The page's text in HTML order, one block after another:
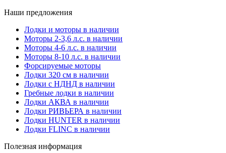
Наши предложения
Лодки и моторы в наличии
Моторы 2-3,6 л.с. в наличии
Моторы 4-6 л.с. в наличии
Моторы 8-10 л.с. в наличии
Форсируемые моторы
Лодки 320 см в наличии
Лодки с НДНД в наличии
Гребные лодки в наличии
Лодки АКВА в наличии
Лодки РИВЬЕРА в наличии
Лодки HUNTER в наличии
Лодки FLINC в наличии
Полезная информация